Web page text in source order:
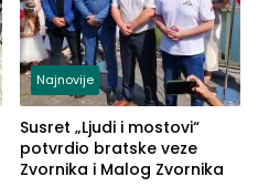
Najnovije
Susret „Ljudi i mostovi“
potvrdio bratske veze
Zvornika i Malog Zvornika